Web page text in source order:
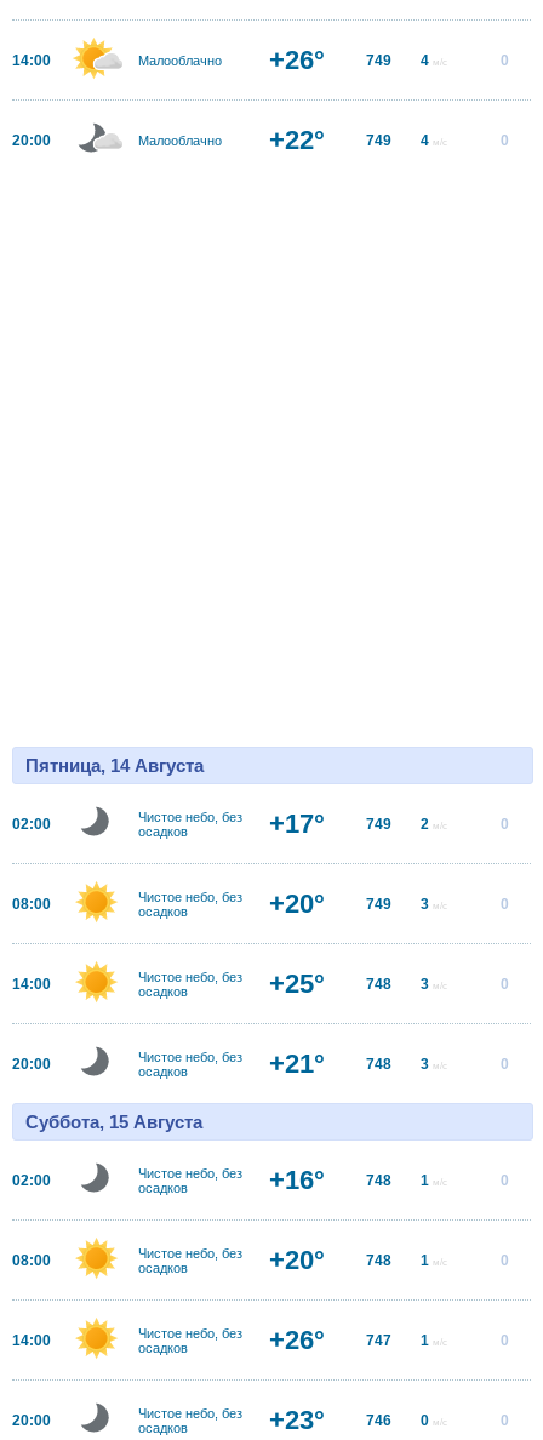
14:00 Малооблачно +26° 749 4 м/с 0
20:00 Малооблачно +22° 749 4 м/с 0
Пятница, 14 Августа
02:00
Чистое небо, без
осадков
+17° 749 2 м/с 0
08:00
Чистое небо, без
осадков
+20° 749 3 м/с 0
14:00
Чистое небо, без
осадков
+25° 748 3 м/с 0
20:00
Чистое небо, без
осадков
+21° 748 3 м/с 0
Суббота, 15 Августа
02:00
Чистое небо, без
осадков
+16° 748 1 м/с 0
08:00
Чистое небо, без
осадков
+20° 748 1 м/с 0
14:00
Чистое небо, без
осадков
+26° 747 1 м/с 0
20:00
Чистое небо, без
осадков
+23° 746 0 м/с 0